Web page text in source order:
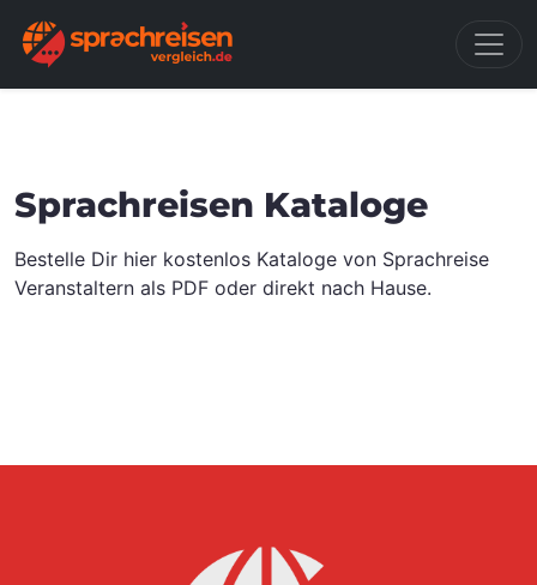
Sprachreisen Kataloge
Bestelle Dir hier kostenlos Kataloge von Sprachreise
Veranstaltern als PDF oder direkt nach Hause.